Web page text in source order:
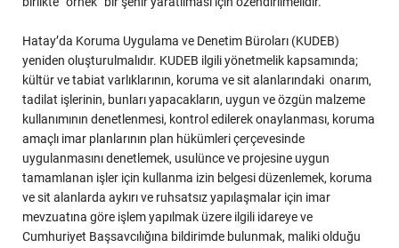
Hatay’da Koruma Uygulama ve Denetim Büroları (KUDEB)
yeniden oluşturulmalıdır. KUDEB ilgili yönetmelik kapsamında;
kültür ve tabiat varlıklarının, koruma ve sit alanlarındaki onarım,
tadilat işlerinin, bunları yapacakların, uygun ve özgün malzeme
kullanımının denetlenmesi, kontrol edilerek onaylanması, koruma
amaçlı imar planlarının plan hükümleri çerçevesinde
uygulanmasını denetlemek, usulünce ve projesine uygun
tamamlanan işler için kullanma izin belgesi düzenlemek, koruma
ve sit alanlarda aykırı ve ruhsatsız yapılaşmalar için imar
mevzuatına göre işlem yapılmak üzere ilgili idareye ve
Cumhuriyet Başsavcılığına bildirimde bulunmak, maliki olduğu